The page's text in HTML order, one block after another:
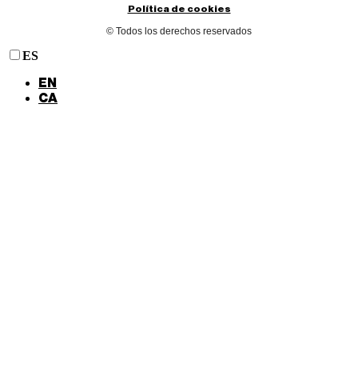
Política de cookies
© Todos los derechos reservados
ES
EN
CA